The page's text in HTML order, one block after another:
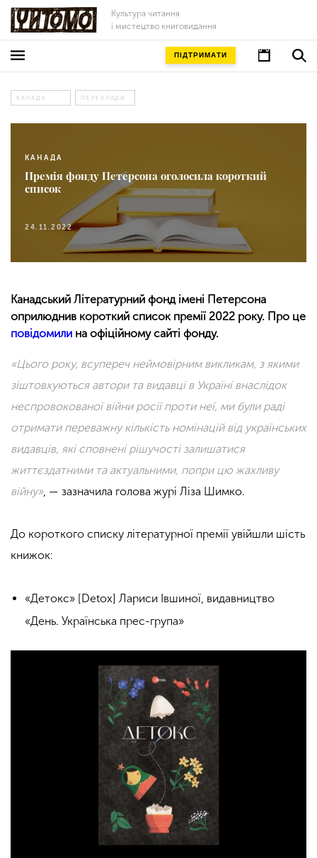
Культура читання
і мистецтво книговидання
ПІДТРИМАТИ
КАНАДА ПЕРЕКЛАДИ
КАНАДА
Премія фонду Петерсона оголосила короткий
список
24.11.2022
Канадський Літературний фонд імені Петерсона
оприлюднив короткий список премії 2022 року. Про це
повідомили на офіційному сайті фонду.
«Цього року, всупереч неймовірним викликам, з якими
зіштовхуються автори та видавці в Україні внаслідок
неспровокованої війни росії проти неї, ми були раді
отримати переважну кількість номінацій від українських
видавців, які сповнені рішучості залишатися
життєздатними та актуальними, попри цю жахливу
війну», — зазначила голова журі Ліза Шимко.
До короткого списку літературної премії увійшли шість
книжок:
«Детокс» [Detox] Лариси Івшиної, видавництво
«День. Українська прес-група»